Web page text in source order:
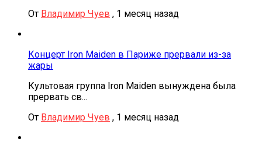
От Владимир Чуев , 1 месяц назад
Концерт Iron Maiden в Париже прервали из-за
жары
Культовая группа Iron Maiden вынуждена была
прервать св...
От Владимир Чуев , 1 месяц назад